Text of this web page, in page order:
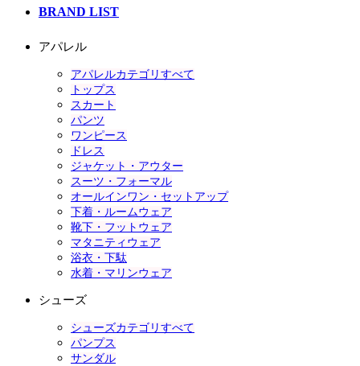
BRAND LIST
アパレル
アパレルカテゴリすべて
トップス
スカート
パンツ
ワンピース
ドレス
ジャケット・アウター
スーツ・フォーマル
オールインワン・セットアップ
下着・ルームウェア
靴下・フットウェア
マタニティウェア
浴衣・下駄
水着・マリンウェア
シューズ
シューズカテゴリすべて
パンプス
サンダル